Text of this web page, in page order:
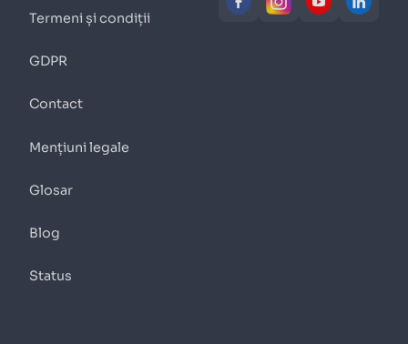
Termeni și condiții
GDPR
Contact
Mențiuni legale
Glosar
Blog
Status